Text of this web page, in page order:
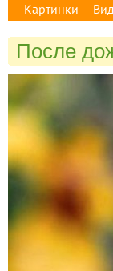
Картинки
После